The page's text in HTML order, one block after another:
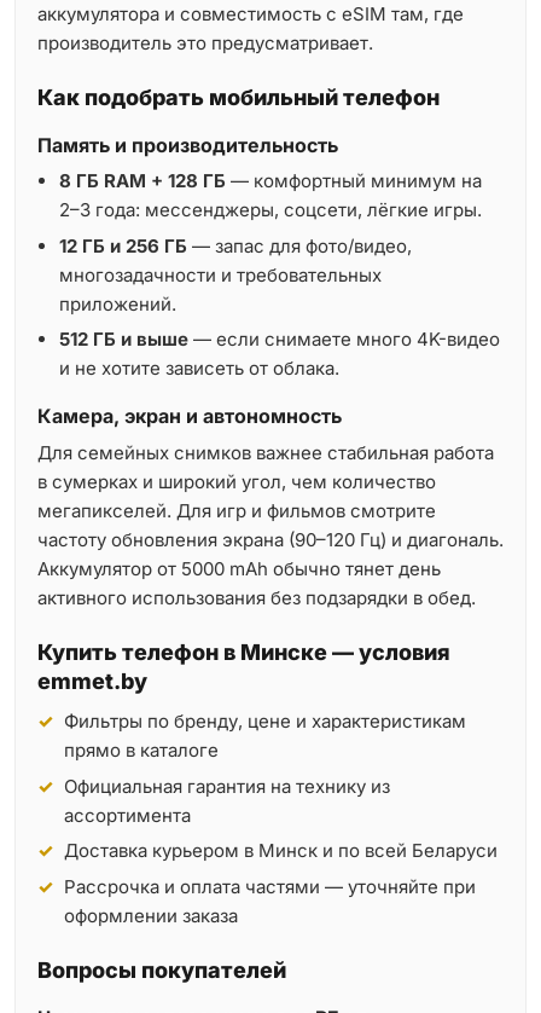
аккумулятора и совместимость с eSIM там, где
производитель это предусматривает.
Как подобрать мобильный телефон
Память и производительность
8 ГБ RAM + 128 ГБ — комфортный минимум на
2–3 года: мессенджеры, соцсети, лёгкие игры.
12 ГБ и 256 ГБ — запас для фото/видео,
многозадачности и требовательных
приложений.
512 ГБ и выше — если снимаете много 4K-видео
и не хотите зависеть от облака.
Камера, экран и автономность
Для семейных снимков важнее стабильная работа
в сумерках и широкий угол, чем количество
мегапикселей. Для игр и фильмов смотрите
частоту обновления экрана (90–120 Гц) и диагональ.
Аккумулятор от 5000 mAh обычно тянет день
активного использования без подзарядки в обед.
Купить телефон в Минске — условия
emmet.by
Фильтры по бренду, цене и характеристикам
прямо в каталоге
Официальная гарантия на технику из
ассортимента
Доставка курьером в Минск и по всей Беларуси
Рассрочка и оплата частями — уточняйте при
оформлении заказа
Вопросы покупателей